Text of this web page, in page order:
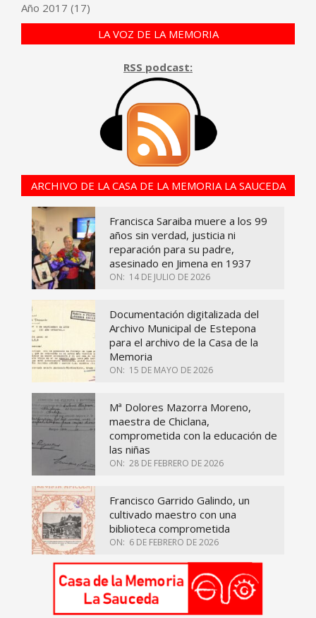
Año 2017 (17)
LA VOZ DE LA MEMORIA
RSS podcast:
ARCHIVO DE LA CASA DE LA MEMORIA LA SAUCEDA
Francisca Saraiba muere a los 99
años sin verdad, justicia ni
reparación para su padre,
asesinado en Jimena en 1937
ON: 14 DE JULIO DE 2026
Documentación digitalizada del
Archivo Municipal de Estepona
para el archivo de la Casa de la
Memoria
ON: 15 DE MAYO DE 2026
Mª Dolores Mazorra Moreno,
maestra de Chiclana,
comprometida con la educación de
las niñas
ON: 28 DE FEBRERO DE 2026
Francisco Garrido Galindo, un
cultivado maestro con una
biblioteca comprometida
ON: 6 DE FEBRERO DE 2026